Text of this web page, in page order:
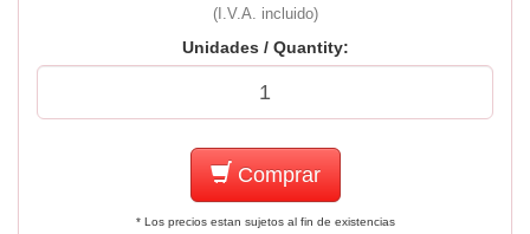
(I.V.A. incluido)
Unidades / Quantity:
Comprar
* Los precios estan sujetos al fin de existencias